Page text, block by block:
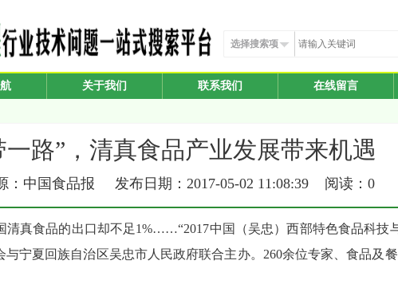
选择搜索项
关于我们 联系我们 在线留言
一路”，清真食品产业发展带来机遇
：中国食品报 发布日期：2017-05-02 11:08:39 阅读： 0
清真食品的出口却不足1%……“2017中国
（吴忠）西部特色食品科
宁夏回族自治区吴忠市人民政府联合主办。260余位专家、食品及